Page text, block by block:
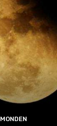
MONDEN